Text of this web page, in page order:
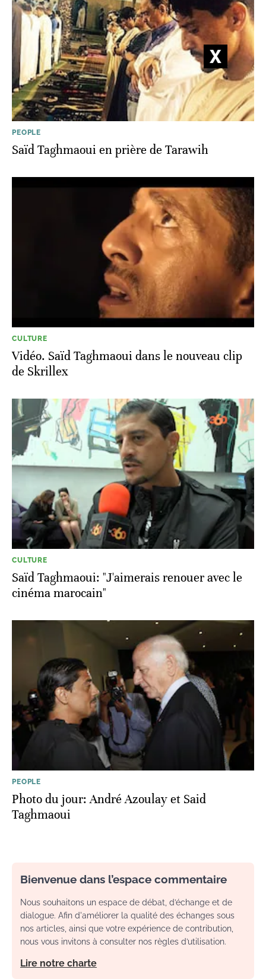
PEOPLE
Saïd Taghmaoui en prière de Tarawih
CULTURE
Vidéo. Saïd Taghmaoui dans le nouveau clip
de Skrillex
CULTURE
Saïd Taghmaoui: "J'aimerais renouer avec le
cinéma marocain"
PEOPLE
Photo du jour: André Azoulay et Said
Taghmaoui
Bienvenue dans l’espace commentaire
Nous souhaitons un espace de débat, d’échange et de
dialogue. Afin d'améliorer la qualité des échanges sous
nos articles, ainsi que votre expérience de contribution,
nous vous invitons à consulter nos règles d’utilisation.
Lire notre charte